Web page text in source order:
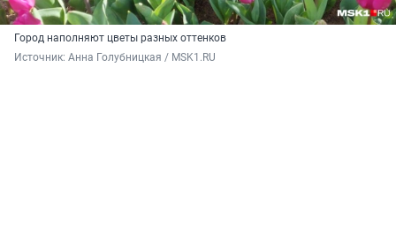
Город наполняют цветы разных оттенков
Источник: Анна Голубницкая / MSK1.RU